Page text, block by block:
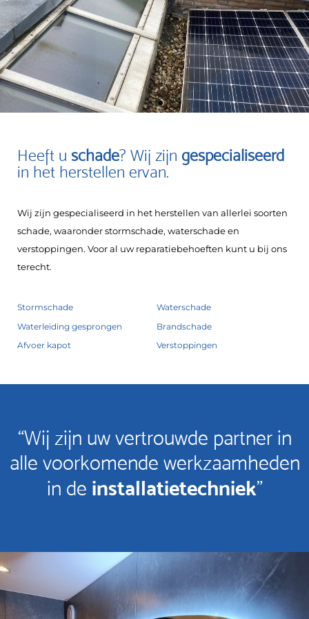
Heeft u schade? Wij zijn gespecialiseerd
in het herstellen ervan.
Wij zijn gespecialiseerd in het herstellen van allerlei soorten
schade, waaronder stormschade, waterschade en
verstoppingen. Voor al uw reparatiebehoeften kunt u bij ons
terecht.
Stormschade
Waterleiding gesprongen
Afvoer kapot
Waterschade
Brandschade
Verstoppingen
“Wij zijn uw vertrouwde partner in
alle voorkomende werkzaamheden
in de installatietechniek”